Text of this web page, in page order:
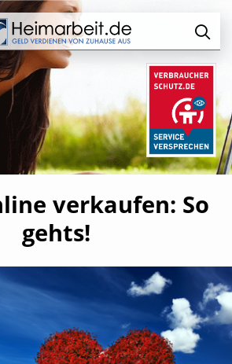
verkaufen: So
gehts!